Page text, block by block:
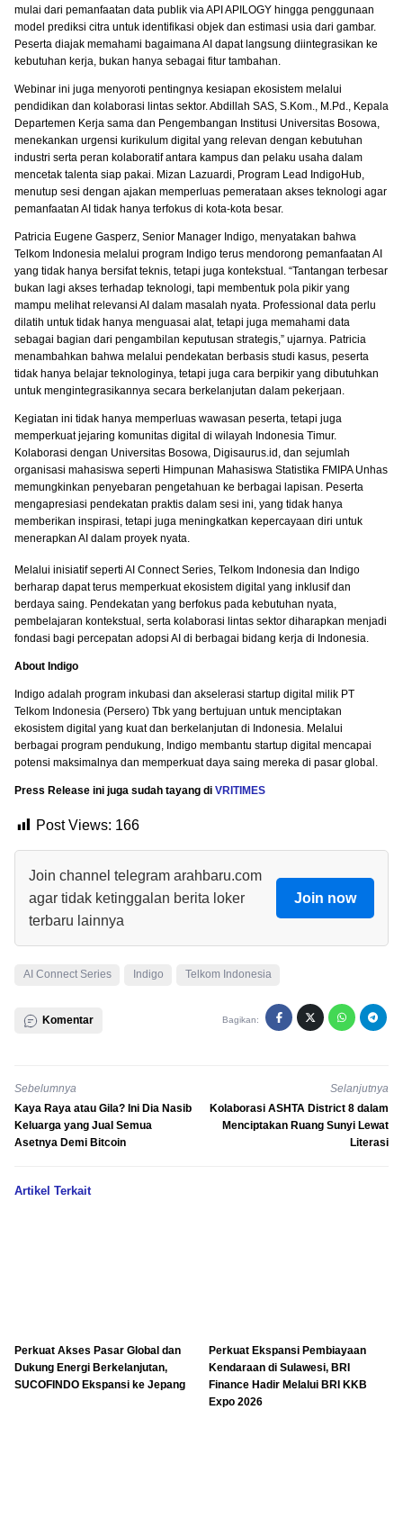
mulai dari pemanfaatan data publik via API APILOGY hingga penggunaan
model prediksi citra untuk identifikasi objek dan estimasi usia dari gambar.
Peserta diajak memahami bagaimana AI dapat langsung diintegrasikan ke
kebutuhan kerja, bukan hanya sebagai fitur tambahan.
Webinar ini juga menyoroti pentingnya kesiapan ekosistem melalui
pendidikan dan kolaborasi lintas sektor. Abdillah SAS, S.Kom., M.Pd., Kepala
Departemen Kerja sama dan Pengembangan Institusi Universitas Bosowa,
menekankan urgensi kurikulum digital yang relevan dengan kebutuhan
industri serta peran kolaboratif antara kampus dan pelaku usaha dalam
mencetak talenta siap pakai. Mizan Lazuardi, Program Lead IndigoHub,
menutup sesi dengan ajakan memperluas pemerataan akses teknologi agar
pemanfaatan AI tidak hanya terfokus di kota-kota besar.
Patricia Eugene Gasperz, Senior Manager Indigo, menyatakan bahwa
Telkom Indonesia melalui program Indigo terus mendorong pemanfaatan AI
yang tidak hanya bersifat teknis, tetapi juga kontekstual. “Tantangan terbesar
bukan lagi akses terhadap teknologi, tapi membentuk pola pikir yang
mampu melihat relevansi AI dalam masalah nyata. Professional data perlu
dilatih untuk tidak hanya menguasai alat, tetapi juga memahami data
sebagai bagian dari pengambilan keputusan strategis,” ujarnya. Patricia
menambahkan bahwa melalui pendekatan berbasis studi kasus, peserta
tidak hanya belajar teknologinya, tetapi juga cara berpikir yang dibutuhkan
untuk mengintegrasikannya secara berkelanjutan dalam pekerjaan.
Kegiatan ini tidak hanya memperluas wawasan peserta, tetapi juga
memperkuat jejaring komunitas digital di wilayah Indonesia Timur.
Kolaborasi dengan Universitas Bosowa, Digisaurus.id, dan sejumlah
organisasi mahasiswa seperti Himpunan Mahasiswa Statistika FMIPA Unhas
memungkinkan penyebaran pengetahuan ke berbagai lapisan. Peserta
mengapresiasi pendekatan praktis dalam sesi ini, yang tidak hanya
memberikan inspirasi, tetapi juga meningkatkan kepercayaan diri untuk
menerapkan AI dalam proyek nyata.
Melalui inisiatif seperti AI Connect Series, Telkom Indonesia dan Indigo
berharap dapat terus memperkuat ekosistem digital yang inklusif dan
berdaya saing. Pendekatan yang berfokus pada kebutuhan nyata,
pembelajaran kontekstual, serta kolaborasi lintas sektor diharapkan menjadi
fondasi bagi percepatan adopsi AI di berbagai bidang kerja di Indonesia.
About Indigo
Indigo adalah program inkubasi dan akselerasi startup digital milik PT
Telkom Indonesia (Persero) Tbk yang bertujuan untuk menciptakan
ekosistem digital yang kuat dan berkelanjutan di Indonesia. Melalui
berbagai program pendukung, Indigo membantu startup digital mencapai
potensi maksimalnya dan memperkuat daya saing mereka di pasar global.
Press Release ini juga sudah tayang di VRITIMES
Post Views: 166
Join channel telegram arahbaru.com
agar tidak ketinggalan berita loker
terbaru lainnya
Join now
AI Connect Series Indigo Telkom Indonesia
Komentar Bagikan:
Sebelumnya
Kaya Raya atau Gila? Ini Dia Nasib
Keluarga yang Jual Semua
Asetnya Demi Bitcoin
Selanjutnya
Kolaborasi ASHTA District 8 dalam
Menciptakan Ruang Sunyi Lewat
Literasi
Artikel Terkait
Perkuat Akses Pasar Global dan
Dukung Energi Berkelanjutan,
SUCOFINDO Ekspansi ke Jepang
Perkuat Ekspansi Pembiayaan
Kendaraan di Sulawesi, BRI
Finance Hadir Melalui BRI KKB
Expo 2026